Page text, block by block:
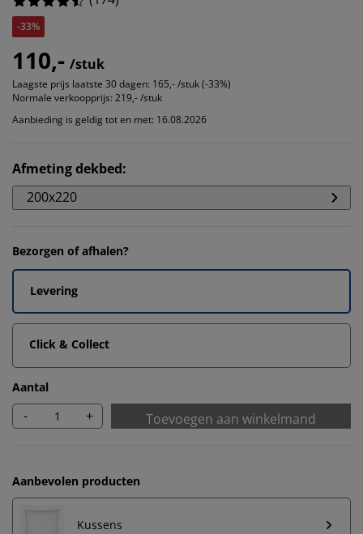
-33%
110,- /stuk
Laagste prijs laatste 30 dagen: 165,- /stuk (-33%)
Normale verkoopprijs: 219,- /stuk
Aanbieding is geldig tot en met: 16.08.2026
Afmeting dekbed:
200x220
Bezorgen of afhalen?
Levering
Click & Collect
Aantal
- + Toevoegen aan winkelmand
Aanbevolen producten
Kussens